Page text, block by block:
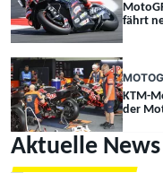
fährt
KTM-
der
Aktuelle News